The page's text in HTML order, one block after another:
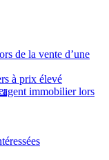
de la vente d’une
à prix élevé
agent immobilier lors